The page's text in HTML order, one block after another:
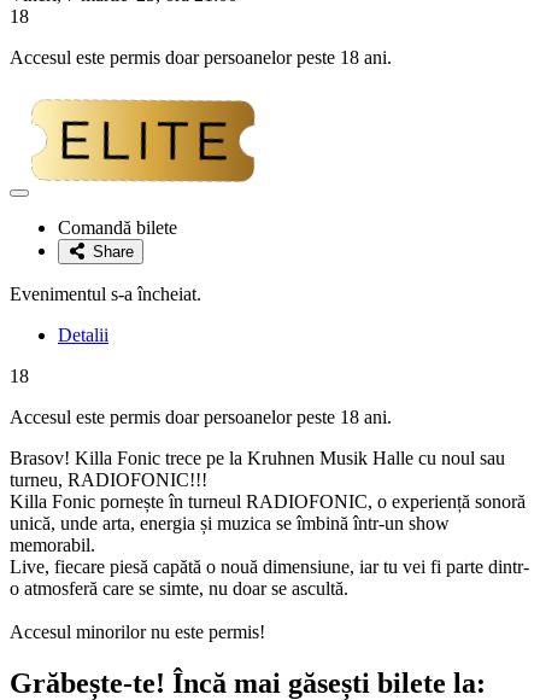
18
Accesul este permis doar persoanelor peste 18 ani.
Adaugă
favoriteComandă bilete
Share
Evenimentul s-a încheiat.
Detalii
18
Accesul este permis doar persoanelor peste 18 ani.
Brasov! Killa Fonic trece pe la Kruhnen Musik Halle cu noul sau
turneu, RADIOFONIC!!!
Killa Fonic pornește în turneul RADIOFONIC, o experiență sonoră
unică, unde arta, energia și muzica se îmbină într-un show
memorabil.
Live, fiecare piesă capătă o nouă dimensiune, iar tu vei fi parte dintr-
o atmosferă care se simte, nu doar se ascultă.
Accesul minorilor nu este permis!
Grăbește-te! Încă mai găsești bilete la: